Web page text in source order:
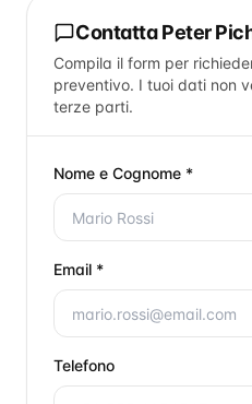
ContattaPeter
Compila il form per
preventivo. I tuoi dati non
terze parti.
Nome e Cognome *
Email *
Telefono